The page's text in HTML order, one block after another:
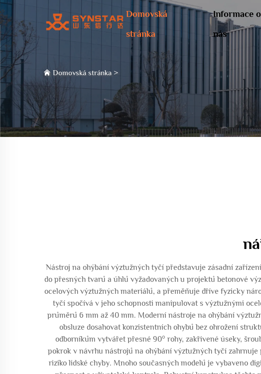
Domovská
stránka
Informace o
nás
Domovská stránka >
Nástroj na ohýbání výztužných tyčí představuje zásadní
do přesných tvarů a úhlů vyžadovaných u projektů betonové
ocelových výztužných materiálů, a přeměňuje dříve fyzicky
tyčí spočívá v jeho schopnosti manipulovat s výztužnými
průměrů 6 mm až 40 mm. Moderní nástroje na ohýbání
obsluze dosahovat konzistentních ohybů bez ohrožení
odborníkům vytvářet přesné 90° rohy, zakřivené úseky,
pokrok v návrhu nástrojů na ohýbání výztužných tyčí
riziko lidské chyby. Mnoho současných modelů je vybaveno